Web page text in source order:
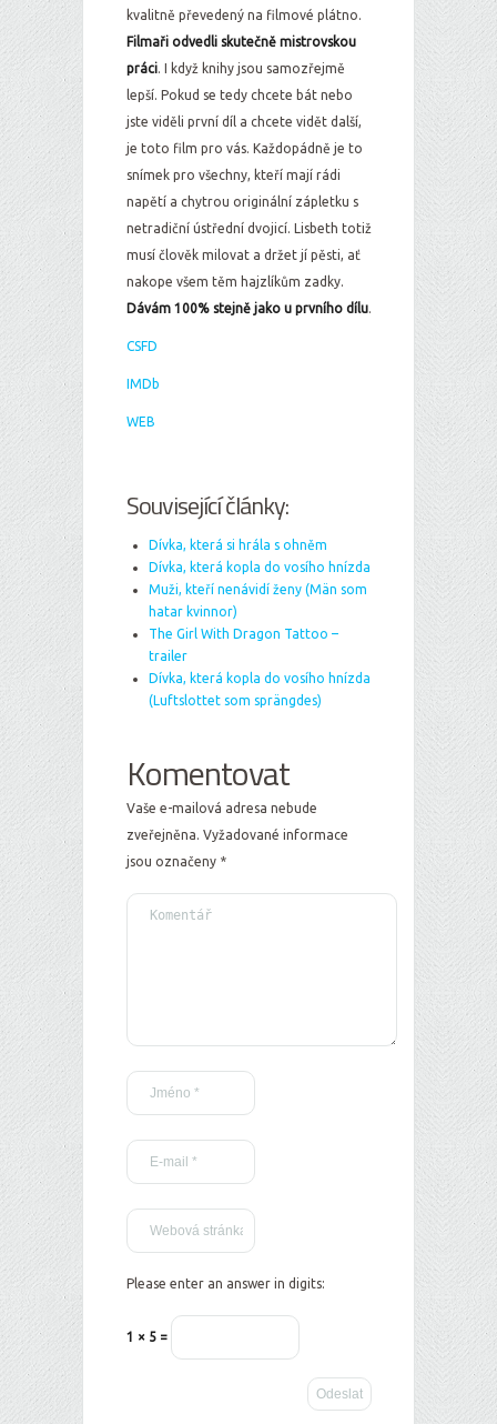
kvalitně převedený na filmové plátno.
Filmaři odvedli skutečně mistrovskou
práci. I když knihy jsou samozřejmě
lepší. Pokud se tedy chcete bát nebo
jste viděli první díl a chcete vidět další,
je toto film pro vás. Každopádně je to
snímek pro všechny, kteří mají rádi
napětí a chytrou originální zápletku s
netradiční ústřední dvojicí. Lisbeth totiž
musí člověk milovat a držet jí pěsti, ať
nakope všem těm hajzlíkům zadky.
Dávám 100% stejně jako u prvního dílu.
CSFD
IMDb
WEB
Související články:
Dívka, která si hrála s ohněm
Dívka, která kopla do vosího hnízda
Muži, kteří nenávidí ženy (Män som
hatar kvinnor)
The Girl With Dragon Tattoo –
trailer
Dívka, která kopla do vosího hnízda
(Luftslottet som sprängdes)
Komentovat
Vaše e-mailová adresa nebude
zveřejněna. Vyžadované informace
jsou označeny *
Please enter an answer in digits:
1 × 5 =